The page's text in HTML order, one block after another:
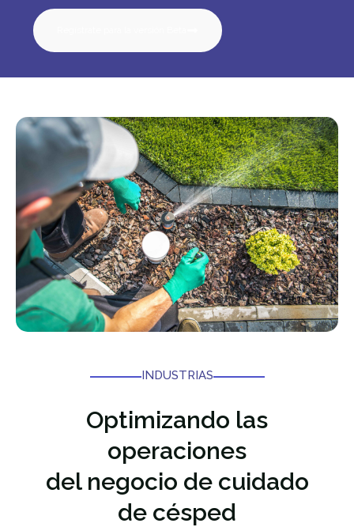
INDUSTRIAS
Optimizando las
operaciones
del negocio de cuidado
de césped